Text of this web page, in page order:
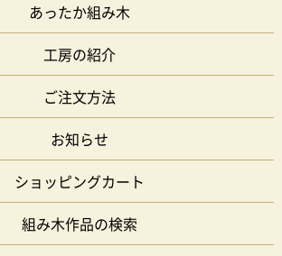
あったか組み木
工房の紹介
ご注文方法
お知らせ
ショッピングカート
組み木作品の検索